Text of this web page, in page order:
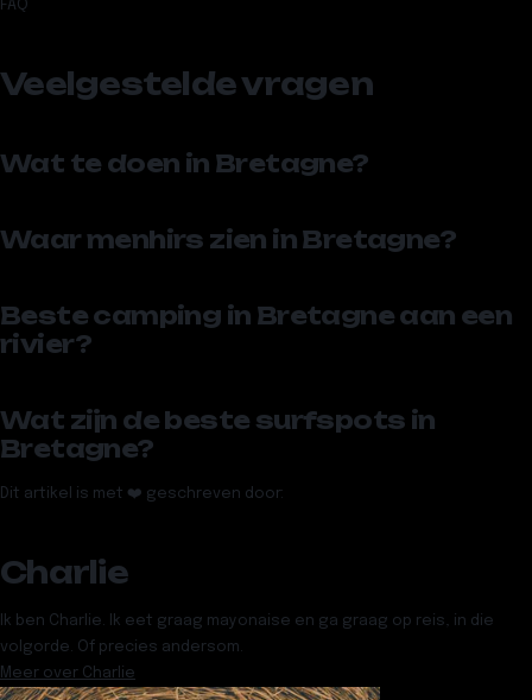
FAQ
Veelgestelde vragen
Wat te doen in Bretagne?
Waar menhirs zien in Bretagne?
Beste camping in Bretagne aan een
rivier?
Wat zijn de beste surfspots in
Bretagne?
Dit artikel is met ❤️ geschreven door:
Charlie
Ik ben Charlie. Ik eet graag mayonaise en ga graag op reis, in die
volgorde. Of precies andersom.
Meer over Charlie